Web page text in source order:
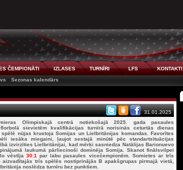
ČEMPIONĀTI IZLASES TURNĪRI LFS KONTAKTI
Sezonas kalendārs
31.01.2025
Olimpiskajā centrā notiekošajā 2025. gada pasaules
florbolā sievietēm kvalifikācijas turnīrā norisinās ceturtās dienas
spēlē nūjas krustoja Somijas un Lielbritānijas komandas. Favorītes
iesāka miegaini, ļaujot sestajā minūtē pēc standartsituācijas
izvirzīties Lielbritānijai, kad mērķi sasniedza Natālijas Barionuevo
laukumā pārliecinoši dominēja Somija. Skanot finālsvilpei
vēstīja 30:1
par labu pasaules vicečempionēm. Somietes ar trīs
aizvadītajās trīs spēlēs nostiprinājās B apakšgrupas pirmajā vietā,
noslēdza turnīru bez punktiem.